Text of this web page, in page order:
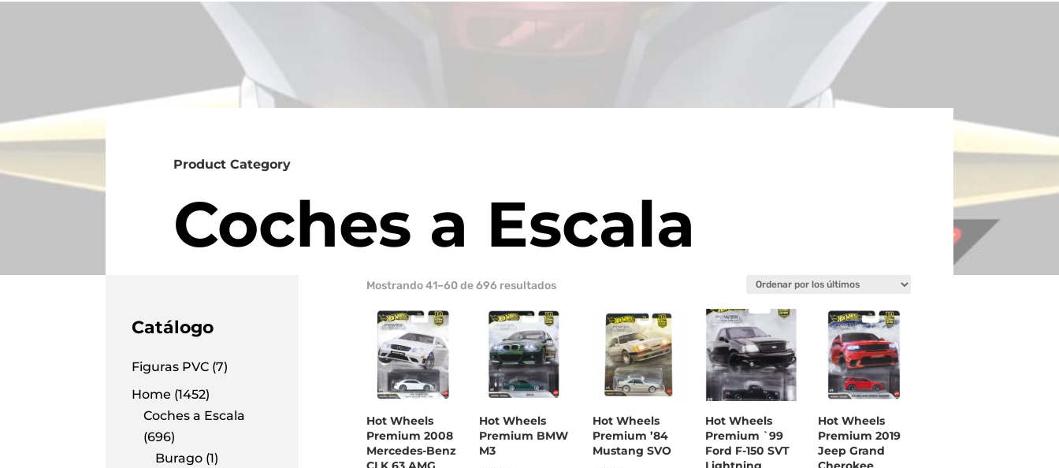
Product Category
Coches a Escala
Catálogo
Figuras PVC (7)
Home (1452)
Coches a Escala
(696)
Burago (1)
Mostrando 41–60 de 696 resultadosOrdenado
los
últimos
Hot Wheels
Premium 2008
Mercedes-Benz
Hot Wheels
Premium BMW
M3
Hot Wheels
Premium ’84
Mustang SVO
Hot Wheels
Premium `99
Ford F-150 SVT
Hot Wheels
Premium 2019
Jeep Grand